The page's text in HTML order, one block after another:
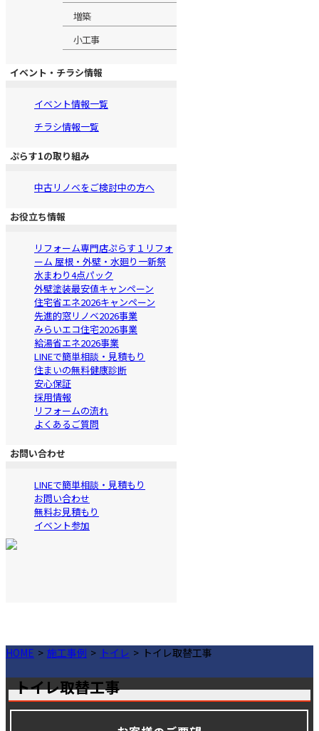
増築
小工事
イベント・チラシ情報
イベント情報一覧
チラシ情報一覧
ぷらす1の取り組み
中古リノベをご検討中の方へ
お役立ち情報
リフォーム専門店ぷらす１リフォ
ーム 屋根・外壁・水廻り一新祭
水まわり4点パック
外壁塗装最安値キャンペーン
住宅省エネ2026キャンペーン
先進的窓リノベ2026事業
みらいエコ住宅2026事業
給湯省エネ2026事業
LINEで簡単相談・見積もり
住まいの無料健康診断
安心保証
採用情報
リフォームの流れ
よくあるご質問
お問い合わせ
LINEで簡単相談・見積もり
お問い合わせ
無料お見積もり
イベント参加
HOME 施工事例 トイレ トイレ取替工事
トイレ取替工事